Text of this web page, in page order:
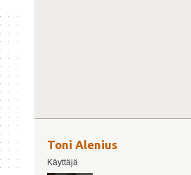
Toni Alenius
Käyttäjä